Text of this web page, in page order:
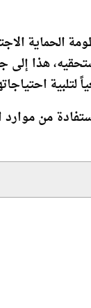
الحماية
هذا إلى
من موارد